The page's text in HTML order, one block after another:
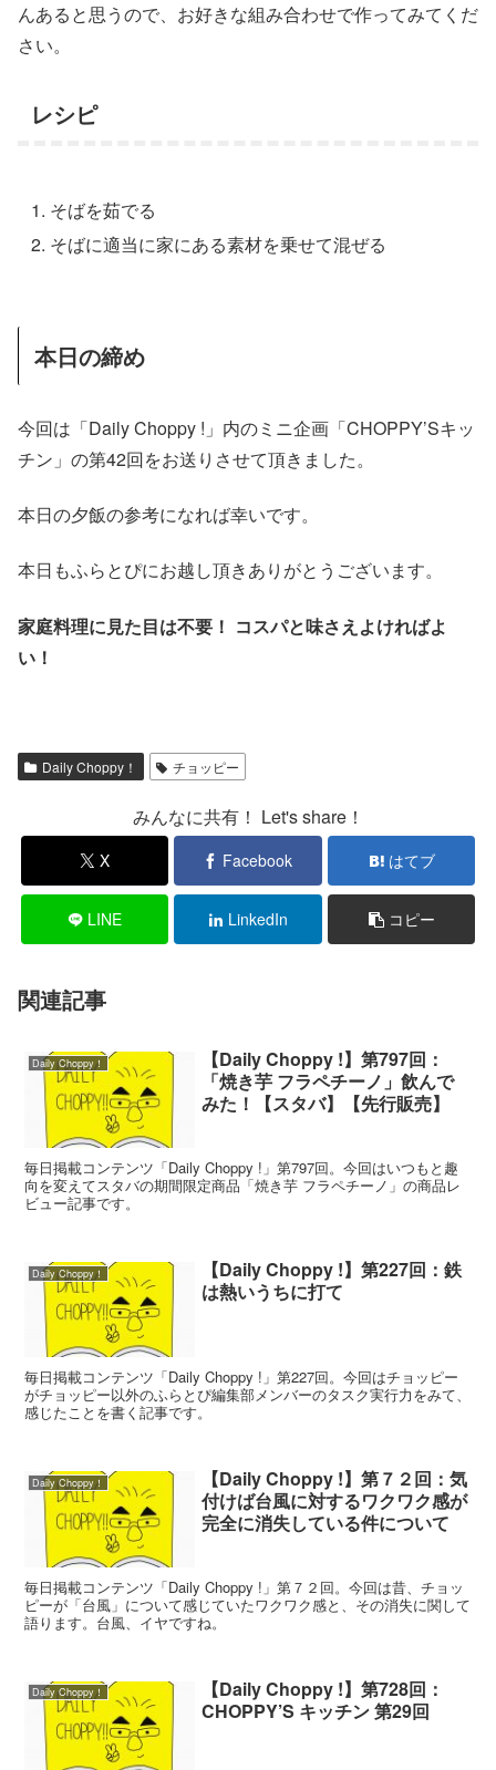
んあると思うので、お好きな組み合わせで作ってみてくだ
さい。
レシピ
そばを茹でる
そばに適当に家にある素材を乗せて混ぜる
本日の締め
今回は「Daily Choppy !」内のミニ企画「CHOPPY’Sキッ
チン」の第42回をお送りさせて頂きました。
本日の夕飯の参考になれば幸いです。
本日もふらとぴにお越し頂きありがとうございます。
家庭料理に見た目は不要！ コスパと味さえよければよ
い！
Daily Choppy！ チョッピー
みんなに共有！ Let's share！
X Facebook はてブ
LINE LinkedIn コピー
関連記事
Daily Choppy！
【Daily Choppy !】第797回：
「焼き芋 フラペチーノ」飲んで
みた！【スタバ】【先行販売】
毎日掲載コンテンツ「Daily Choppy !」第797回。今回はいつもと趣
向を変えてスタバの期間限定商品「焼き芋 フラペチーノ」の商品レ
ビュー記事です。
Daily Choppy！
【Daily Choppy !】第227回：鉄
は熱いうちに打て
毎日掲載コンテンツ「Daily Choppy !」第227回。今回はチョッピー
がチョッピー以外のふらとぴ編集部メンバーのタスク実行力をみて、
感じたことを書く記事です。
Daily Choppy！
【Daily Choppy !】第７２回：気
付けば台風に対するワクワク感が
完全に消失している件について
毎日掲載コンテンツ「Daily Choppy !」第７２回。今回は昔、チョッ
ピーが「台風」について感じていたワクワク感と、その消失に関して
語ります。台風、イヤですね。
Daily Choppy！
【Daily Choppy !】第728回：
CHOPPY’S キッチン 第29回